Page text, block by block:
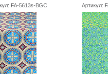
FA-5613s-BGC Артикул: